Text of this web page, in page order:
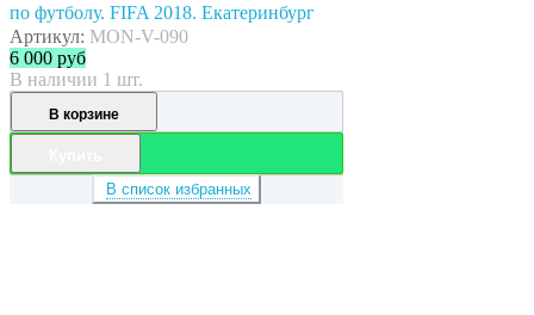
по футболу. FIFA 2018. Екатеринбург
Артикул: MON-V-090
6 000 руб
В наличии 1 шт.
В корзине
В список избранных